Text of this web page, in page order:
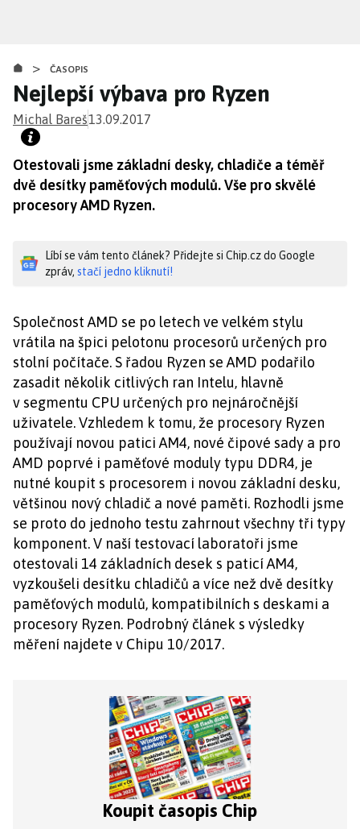
obsahu
> ČASOPIS
Nejlepší výbava pro Ryzen
Michal Bareš13.09.2017
Otestovali jsme základní desky, chladiče a téměř
dvě desítky paměťových modulů. Vše pro skvělé
procesory AMD Ryzen.
Líbí se vám tento článek? Přidejte si Chip.cz do Google
zpráv, stačí jedno kliknutí!
Společnost AMD se po letech ve velkém stylu
vrátila na špici pelotonu procesorů určených pro
stolní počítače. S řadou Ryzen se AMD podařilo
zasadit několik citlivých ran Intelu, hlavně
v segmentu CPU určených pro nejnáročnější
uživatele. Vzhledem k tomu, že procesory Ryzen
používají novou patici AM4, nové čipové sady a pro
AMD poprvé i paměťové moduly typu DDR4, je
nutné koupit s procesorem i novou základní desku,
většinou nový chladič a nové paměti. Rozhodli jsme
se proto do jednoho testu zahrnout všechny tři typy
komponent. V naší testovací laboratoři jsme
otestovali 14 základních desek s paticí AM4,
vyzkoušeli desítku chladičů a více než dvě desítky
paměťových modulů, kompatibilních s deskami a
procesory Ryzen. Podrobný článek s výsledky
měření najdete v Chipu 10/2017.
Koupit časopis Chip